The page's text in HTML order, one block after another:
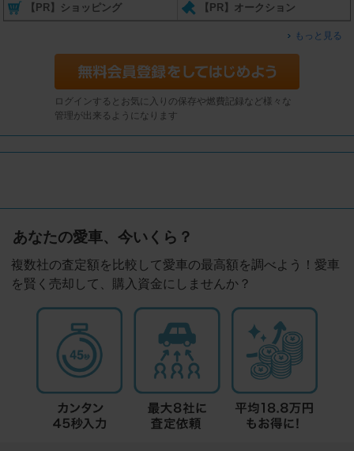
【PR】ショッピング 【PR】オークション
もっと見る
ログインするとお気に入りの保存や燃費記録など様々な
管理が出来るようになります
あなたの愛車、今いくら？
複数社の査定額を比較して愛車の最高額を調べよう！愛車
を賢く売却して、購入資金にしませんか？